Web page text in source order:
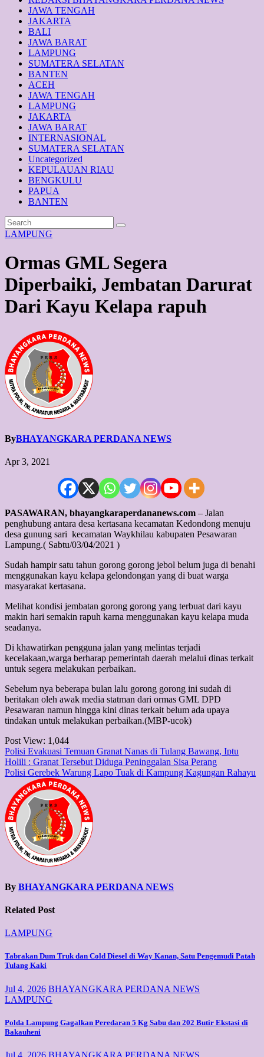
JAWA TENGAH
JAKARTA
BALI
JAWA BARAT
LAMPUNG
SUMATERA SELATAN
BANTEN
ACEH
JAWA TENGAH
LAMPUNG
JAKARTA
JAWA BARAT
INTERNASIONAL
SUMATERA SELATAN
Uncategorized
KEPULAUAN RIAU
BENGKULU
PAPUA
BANTEN
LAMPUNG
Ormas GML Segera
Diperbaiki, Jembatan Darurat
Dari Kayu Kelapa rapuh
ByBHAYANGKARA PERDANA NEWS
Apr 3, 2021
PASAWARAN, bhayangkaraperdananews.com – Jalan
penghubung antara desa kertasana kecamatan Kedondong menuju
desa gunung sari kecamatan Waykhilau kabupaten Pesawaran
Lampung.( Sabtu/03/04/2021 )
Sudah hampir satu tahun gorong gorong jebol belum juga di benahi
menggunakan kayu kelapa gelondongan yang di buat warga
masyarakat kertasana.
Melihat kondisi jembatan gorong gorong yang terbuat dari kayu
makin hari semakin rapuh karna menggunakan kayu kelapa muda
seadanya.
Di khawatirkan pengguna jalan yang melintas terjadi
kecelakaan,warga berharap pemerintah daerah melalui dinas terkait
untuk segera melakukan perbaikan.
Sebelum nya beberapa bulan lalu gorong gorong ini sudah di
beritakan oleh awak media statman dari ormas GML DPD
Pesawaran namun hingga kini dinas terkait belum ada upaya
tindakan untuk melakukan perbaikan.(MBP-ucok)
Post View: 1,044
Post
navigation
Polisi Evakuasi Temuan Granat Nanas di Tulang Bawang, Iptu
Holili : Granat Tersebut Diduga Peninggalan Sisa Perang
Polisi Gerebek Warung Lapo Tuak di Kampung Kagungan Rahayu
By BHAYANGKARA PERDANA NEWS
Related Post
LAMPUNG
Tabrakan Dum Truk dan Cold Diesel di Way Kanan, Satu Pengemudi Patah
Tulang Kaki
Jul 4, 2026 BHAYANGKARA PERDANA NEWS
LAMPUNG
Polda Lampung Gagalkan Peredaran 5 Kg Sabu dan 202 Butir Ekstasi di
Bakauheni
Jul 4, 2026 BHAYANGKARA PERDANA NEWS